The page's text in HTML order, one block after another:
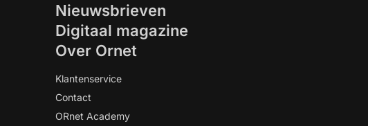
Nieuwsbrieven
Digitaal magazine
Over Ornet
Klantenservice
Contact
ORnet Academy